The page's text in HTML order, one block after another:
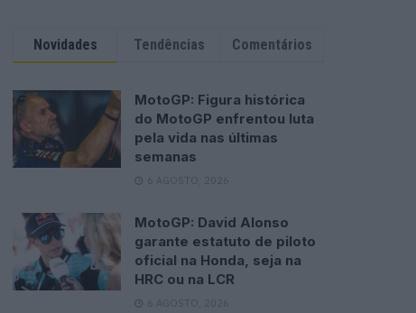
Novidades Tendências Comentários
MotoGP: Figura histórica
do MotoGP enfrentou luta
pela vida nas últimas
semanas
6 AGOSTO, 2026
MotoGP: David Alonso
garante estatuto de piloto
oficial na Honda, seja na
HRC ou na LCR
6 AGOSTO, 2026